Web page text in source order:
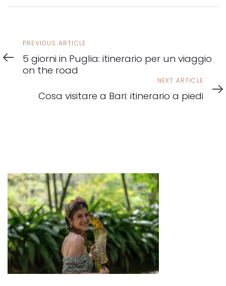
Previous
Article
PREVIOUS ARTICLE
5 giorni in Puglia: itinerario per un viaggio
on the road
Article
NEXT ARTICLE
Cosa visitare a Bari: itinerario a piedi